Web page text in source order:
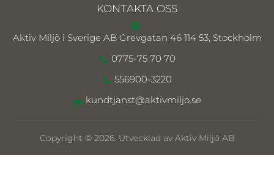
KONTAKTA OSS
Aktiv Miljö i Sverige AB Grevgatan 46 114 53, Stockholm
0775-75 70 70
556900-3220
kundtjanst@aktivmiljo.se
Copyright © 2026. Utvecklad av Aktiv Miljö AB